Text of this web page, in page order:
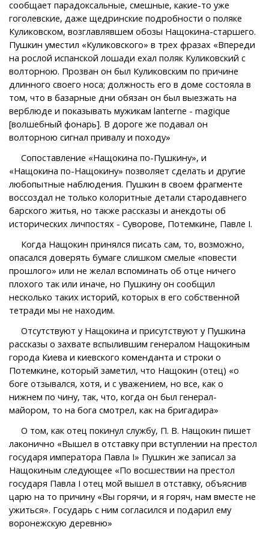
сообщает парадоксальные, смешные, какие-то уже
гоголевские, даже щедринские подробности о поляке
Куликовском, возглавлявшем обозы Нащокина-старшего.
Пушкин уместил «Куликовского» в трех фразах «Впереди
на рослой испанской лошади ехал поляк Куликовский с
волторною. Прозван он был Куликовским по причине
длинного своего носа; должность его в доме состояла в
том, что в базарные дни обязан он был выезжать на
верблюде и показывать мужикам lanterne - magique
[волшебный фонарь]. В дороге же подавал он
волторною сигнал привалу и походу»
Сопоставление «Нащокина по-Пушкину», и
«Нащокина по-Нащокину» позволяет сделать и другие
любопытные наблюдения. Пушкин в своем фрагменте
воссоздал не только колоритные детали стародавнего
барского житья, но также рассказы и анекдоты об
исторических личпостях - Суворове, Потемкине, Павле I.
Когда Нащокин принялся писать сам, то, возможно,
опасался доверять бумаге слишком смелые «повести
прошлого» или не желал вспоминать об отце ничего
плохого так или иначе, но Пушкину он сообщил
несколько таких историй, которых в его собственной
тетради мы не находим.
Отсутствуют у Нащокина и присутствуют у Пушкина
рассказы о захвате вспылившим генералом Нащокиным
города Киева и киевского коменданта и строки о
Потемкине, который заметил, что Нащокин (отец) «о
боге отзывался, хотя, и с уважением, но все, как о
нижнем по чину, так, что, когда он был генерал-
майором, то на бога смотрел, как на бригадира»
О том, как отец покинул службу, П. В. Нащокин пишет
лаконично «Вышел в отставку при вступлении на престол
государя императора Павла I» Пушкин же записал за
Нащокиным следующее «По восшествии на престол
государя Павла I отец мой вышел в отставку, объяснив
царю на то причину «Вы горячи, и я горяч, нам вместе не
ужиться». Государь с ним согласился и подарил ему
воронежскую деревню»